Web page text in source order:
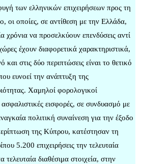
των ελληνικών επιχειρήσεων προς τη
οι οποίες, σε αντίθεση με την Ελλάδα,
χρόνια να προσελκύουν επενδύσεις αντί
έχουν διαφορετικά χαρακτηριστικά,
και στις δύο περιπτώσεις είναι το θετικό
ευνοεί την ανάπτυξη της
Χαμηλοί φορολογικοί
εισφορές, σε συνδυασμό με
πολιτική συναίνεση για την έξοδο
της Κύπρου, κατέστησαν τη
5.200 επιχειρήσεις την τελευταία
διαθέσιμα στοιχεία, στην